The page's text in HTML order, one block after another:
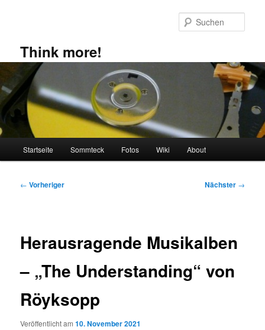
Think more!
Startseite Sommteck Fotos Wiki About
Beitragsnavigation
← Vorheriger Nächster →
Herausragende Musikalben
– „The Understanding“ von
Röyksopp
Veröffentlicht am10. November 2021